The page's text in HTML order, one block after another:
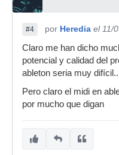
#4 por Heredia el 11/
Claro me han dicho
potencial y calidad del
ableton seria muy difícil..
Pero claro el midi en
por mucho que digan